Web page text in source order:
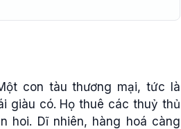
con tàu thương mại, tức là
giàu có. Họ thuê các thuỷ thủ
hoi. Dĩ nhiên, hàng hoá càng